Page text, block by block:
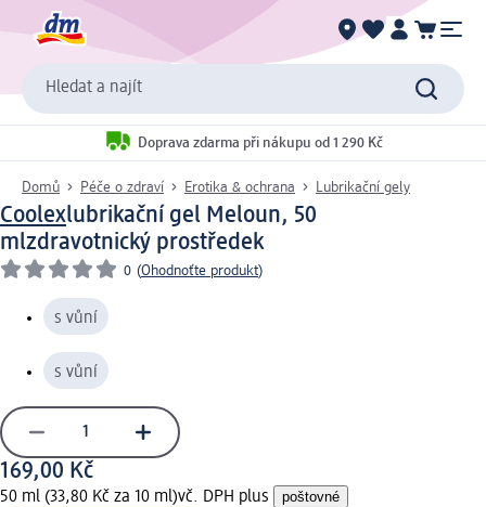
Hledat a najít
Doprava zdarma při nákupu od 1 290 Kč
Domů Péče o zdraví Erotika & ochrana Lubrikační gely
Coolexlubrikační gel Meloun, 50
mlzdravotnický prostředek
0 (Ohodnoťte produkt)
s vůní
s vůní
169,00 Kč
50 ml (33,80 Kč za 10 ml)vč. DPH plus poštovné